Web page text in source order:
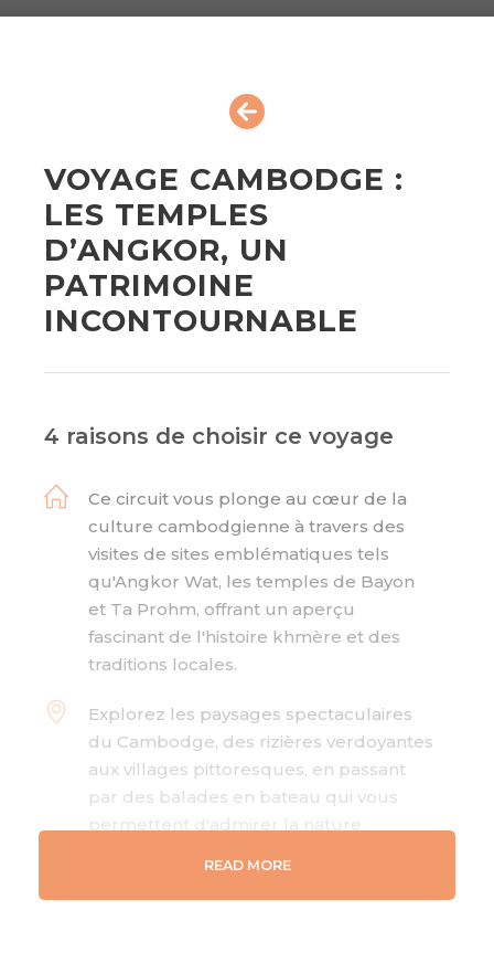
VOYAGE CAMBODGE :
LES TEMPLES
D’ANGKOR, UN
PATRIMOINE
INCONTOURNABLE
4 raisons de choisir ce voyage
Ce circuit vous plonge au cœur de la
culture cambodgienne à travers des
visites de sites emblématiques tels
qu'Angkor Wat, les temples de Bayon
et Ta Prohm, offrant un aperçu
fascinant de l'histoire khmère et des
traditions locales.
Explorez les paysages spectaculaires
du Cambodge, des rizières verdoyantes
aux villages pittoresques, en passant
par des balades en bateau qui vous
permettent d'admirer la nature
Profitez de moments uniques, comme
READ MORE